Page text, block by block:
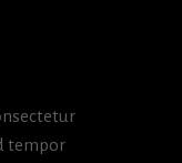
tempor